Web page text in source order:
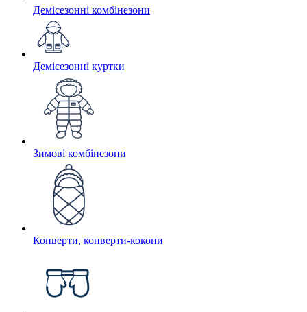
Демісезонні комбінезони
Демісезонні куртки
Зимові комбінезони
Конверти, конверти-кокони